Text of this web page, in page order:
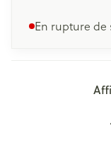
En rupture de